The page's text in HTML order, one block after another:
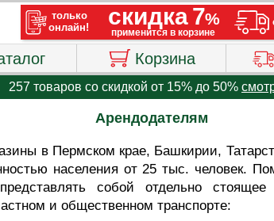
Корзина
257 товаров со скидкой от 15% до 50%
Арендодателям
в Пермском крае, Башкирии,
населения от 25 тыс. человек.
собой отдельно
и общественном транспорте: